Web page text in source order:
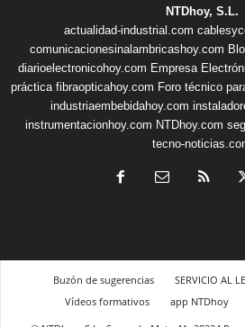
NTDhoy, S.L.
actualidad-industrial.com
comunicacionesinalambricashoy.com
diarioelectronicohoy.com Empresa
práctica fibraopticahoy.com Foro técnico
industriaembebidahoy.com
instrumentacionhoy.com NTDhoy.com
tecno-
Buzón de sugerencias SERVICIO AL
Vídeos formativos
app NTDhoy